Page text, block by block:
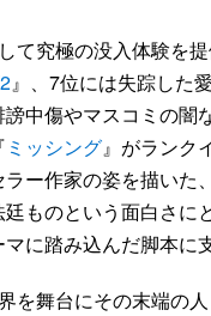
て究極の没入体験を
』、7位には失踪した
中傷やマスコミの闇
ミッシング』がランク
ー作家の姿を描いた
ものという面白さに
に踏み込んだ脚本に
を舞台にその末端の